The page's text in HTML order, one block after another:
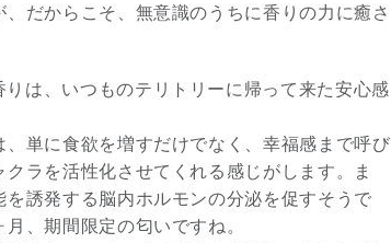
だからこそ、無意識のうちに香りの力に癒さ
は、いつものテリトリーに帰って来た安心感
単に食欲を増すだけでなく、幸福感まで呼び
ラを活性化させてくれる感じがします。ま
誘発する脳内ホルモンの分泌を促すそうで
、期間限定の匂いですね。